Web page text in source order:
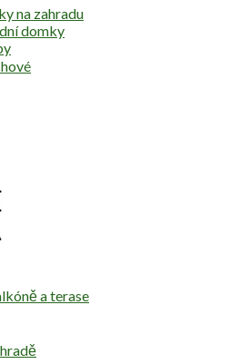
a terase
na zahradu
domky